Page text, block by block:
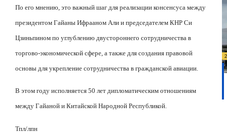
По его мнению, это важный шаг для реализации консенсуса между
президентом Гайаны Ифрааном Али и председателем КНР Си
Цзиньпином по углублению двустороннего сотрудничества в
торгово-экономической сфере, а также для создания правовой
основы для укрепление сотрудничества в гражданской авиации.
В этом году исполняется 50 лет дипломатическим отношениям
между Гайаной и Китайской Народной Республикой.
Тпл/лпн